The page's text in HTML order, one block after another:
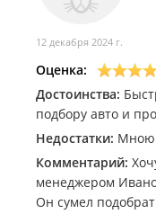
12 декабря 2024 г.
Оценка:
Достоинства:
подбору авто и
Недостатки: Мною
Комментарий:
менеджером
Он сумел